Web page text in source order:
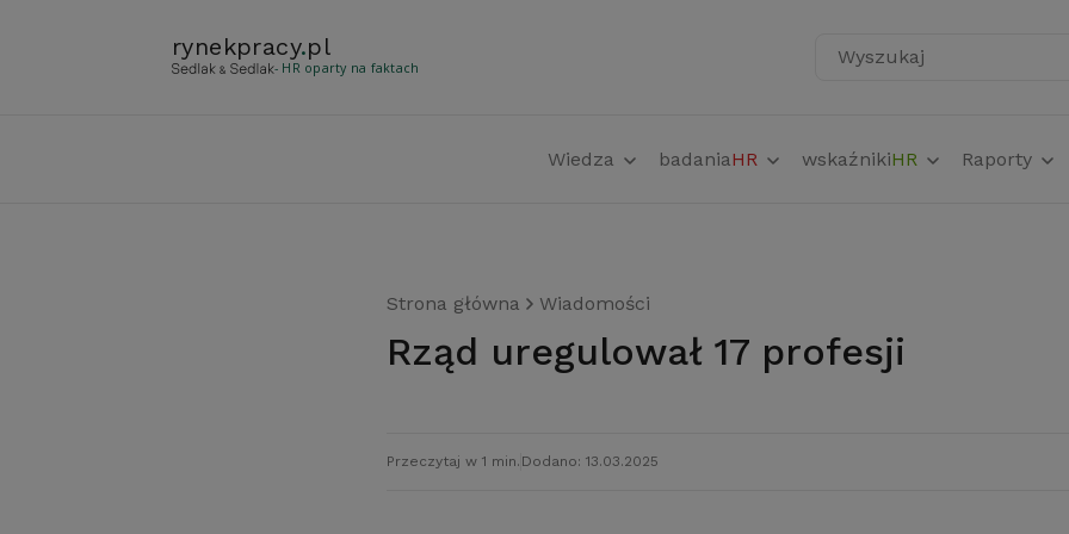
rynekpracy.pl
- HR oparty na faktach Wyszukaj
Wiedza badaniaHR wskaźnikiHR Raporty
Strona główna Wiadomości
Rząd uregulował 17 profesji
Przeczytaj w 1 min. Dodano: 13.03.2025